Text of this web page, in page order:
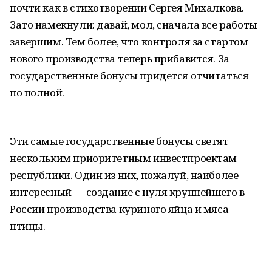
почти как в стихотворении Сергея Михалкова.
Зато намекнули: давай, мол, сначала все работы
завершим. Тем более, что контроля за стартом
нового производства теперь прибавится. За
государственные бонусы придется отчитаться
по полной.
Эти самые государственные бонусы светят
нескольким приоритетным инвестпроектам
республики. Один из них, пожалуй, наиболее
интересный — создание с нуля крупнейшего в
России производства куриного яйца и мяса
птицы.